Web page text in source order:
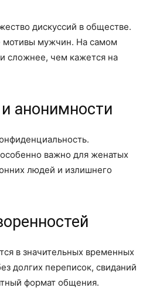
дискуссий в обществе.
мотивы мужчин. На самом
сложнее, чем кажется на
анонимности
важно для женатых
людей и излишнего
в значительных временных
долгих переписок, свиданий
формат общения.